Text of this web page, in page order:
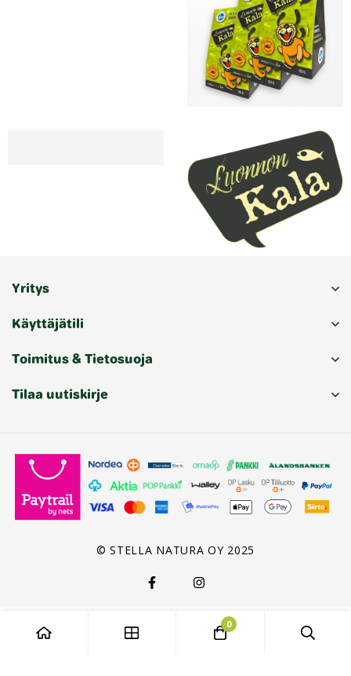
Yritys
Käyttäjätili
Toimitus & Tietosuoja
Tilaa uutiskirje
© STELLA NATURA OY 2025
0